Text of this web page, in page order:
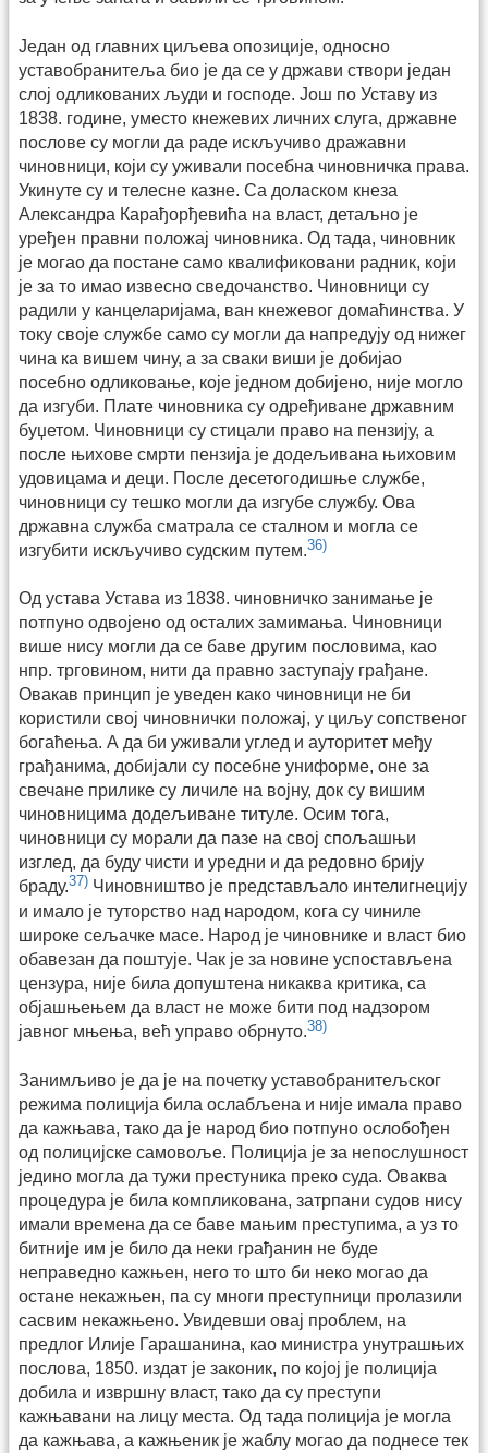
Један од главних циљева опозиције, односно
уставобранитеља био је да се у држави створи један
слој одликованих људи и господе. Још по Уставу из
1838. године, уместо кнежевих личних слуга, државне
послове су могли да раде искључиво дражавни
чиновници, који су уживали посебна чиновничка права.
Укинуте су и телесне казне. Са доласком кнеза
Александра Карађорђевића на власт, детаљно је
уређен правни положај чиновника. Од тада, чиновник
је могао да постане само квалификовани радник, који
је за то имао извесно сведочанство. Чиновници су
радили у канцеларијама, ван кнежевог домаћинства. У
току своје службе само су могли да напредују од нижег
чина ка вишем чину, а за сваки виши је добијао
посебно одликовање, које једном добијено, није могло
да изгуби. Плате чиновника су одређиване државним
буџетом. Чиновници су стицали право на пензију, а
после њихове смрти пензија је додељивана њиховим
удовицама и деци. После десетогодишње службе,
чиновници су тешко могли да изгубе службу. Ова
државна служба сматрала се сталном и могла се
изгубити искључиво судским путем.36)
Од устава Устава из 1838. чиновничко занимање је
потпуно одвојено од осталих замимања. Чиновници
више нису могли да се баве другим пословима, као
нпр. трговином, нити да правно заступају грађане.
Овакав принцип је уведен како чиновници не би
користили свој чиновнички положај, у циљу сопственог
богаћења. А да би уживали углед и ауторитет међу
грађанима, добијали су посебне униформе, оне за
свечане прилике су личиле на војну, док су вишим
чиновницима додељиване титуле. Осим тога,
чиновници су морали да пазе на свој спољашњи
изглед, да буду чисти и уредни и да редовно брију
браду.37) Чиновништво је представљало интелигнецију
и имало је туторство над народом, кога су чиниле
широке сељачке масе. Народ је чиновнике и власт био
обавезан да поштује. Чак је за новине успостављена
цензура, није била допуштена никаква критика, са
објашњењем да власт не може бити под надзором
јавног мњења, већ управо обрнуто.38)
Занимљиво је да је на почетку уставобранитељског
режима полиција била ослабљена и није имала право
да кажњава, тако да је народ био потпуно ослобођен
од полицијске самовоље. Полиција је за непослушност
једино могла да тужи престуника преко суда. Оваква
процедура је била компликована, затрпани судов нису
имали времена да се баве мањим преступима, а уз то
битније им је било да неки грађанин не буде
неправедно кажњен, него то што би неко могао да
остане некажњен, па су многи преступници пролазили
сасвим некажњено. Увидевши овај проблем, на
предлог Илије Гарашанина, као министра унутрашњих
послова, 1850. издат је законик, по којој је полиција
добила и извршну власт, тако да су преступи
кажњавани на лицу места. Од тада полиција је могла
да кажњава, а кажњеник је жаблу могао да поднесе тек